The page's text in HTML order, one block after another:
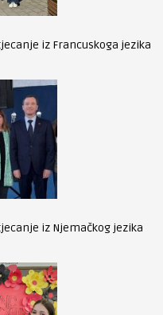
iz Francuskoga jezika
iz Njemačkog jezika